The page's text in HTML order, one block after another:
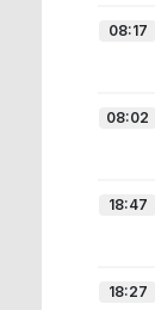
08:17
08:02
18:47
18:27